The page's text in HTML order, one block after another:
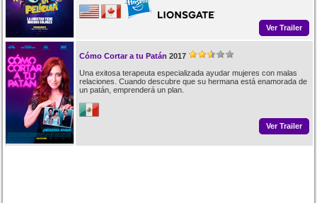
Ver Trailer
Cómo Cortar a tu Patán 2017
Una exitosa terapeuta especializada ayudar mujeres con malas
relaciones. Cuando descubre que su hermana está enamorada de
un patán, emprenderá un plan.
Ver Trailer